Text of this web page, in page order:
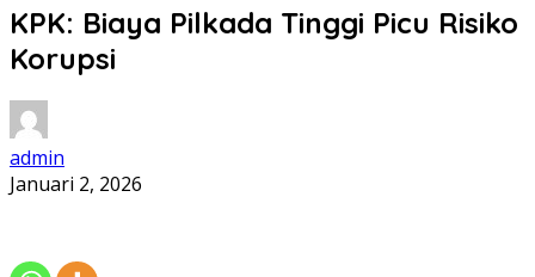
KPK: Biaya Pilkada Tinggi Picu Risiko
Korupsi
admin
Januari 2, 2026